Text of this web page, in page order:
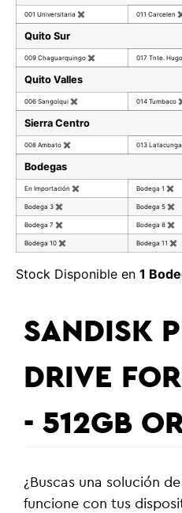
001 Universitaria ✖ 011 Carcelen
Quito Sur
009 Chaguarquingo ✖ 017 Tnte.
Quito Valles
006 Sangolqui ✖ 014 Tumbaco
Sierra Centro
008 Ambato ✖ 013 Latacunga
Bodegas
En Importación ✖ Bodega 1 ✖
Bodega 3 ✖ Bodega 5 ✖
Bodega 7 ✖ Bodega 8 ✖
Bodega 10 ✖ Bodega 11 ✖
Stock Disponible en 1
SANDISK
DRIVE
- 512GB
¿Buscas una solución
funcione con tus